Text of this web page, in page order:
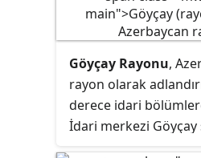
Göyçay Rayonu,
rayon olarak
derece idari
İdari merkezi Göyçay